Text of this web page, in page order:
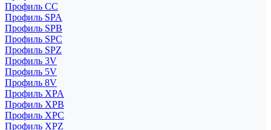
Профиль CC
Профиль SPA
Профиль SPB
Профиль SPC
Профиль SPZ
Профиль 3V
Профиль 5V
Профиль 8V
Профиль XPA
Профиль XPB
Профиль XPC
Профиль XPZ